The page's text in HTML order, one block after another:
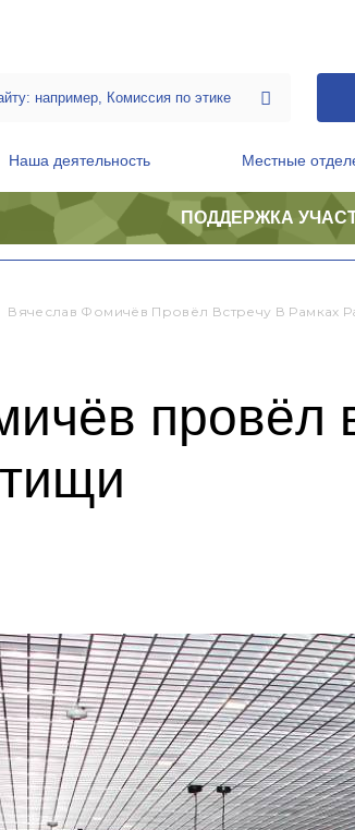
Наша деятельность Местные
ПОДДЕРЖКА
Вячеслав Фомичёв Провёл Встречу В Рамках
провёл